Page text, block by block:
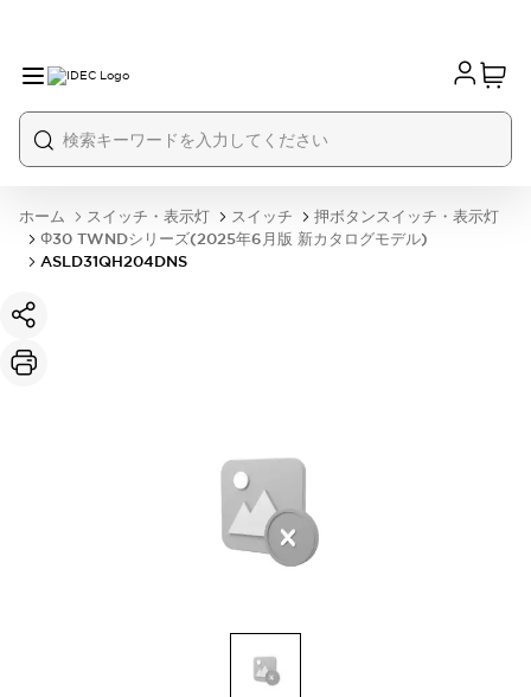
ホーム スイッチ・表示灯 スイッチ
押ボタンスイッチ・表示灯
Φ30 TWNDシリーズ(2025年6月版 新カタログモデル)
ASLD31QH204DNS